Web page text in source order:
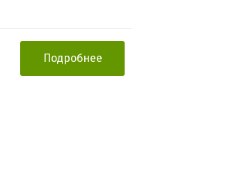
Подробнее